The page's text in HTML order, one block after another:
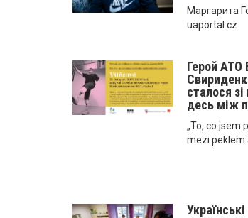
Маргарита
uaportal.cz
Герой АТО
сталося
десь між
„To, co jsem
mezi peklem